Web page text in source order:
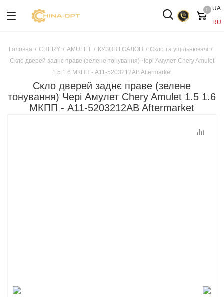
UA
RU
0
Головна / CHERY / AMULET / КУЗОВ І САЛОН / Скло та ущільнювачі /
Скло дверей заднє праве (зелене тонування) Чері Амулет Chery Amulet
1.5 1.6 МКПП - A11-5203212AB Aftermarket
Скло дверей заднє праве (зелене
тонування) Чері Амулет Chery Amulet 1.5 1.6
МКПП - A11-5203212AB Aftermarket